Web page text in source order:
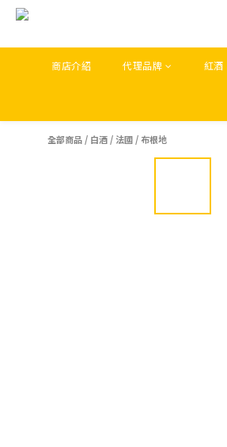
商店介紹 代理品牌 紅酒
全部商品 / 白酒 /法國 / 布根地